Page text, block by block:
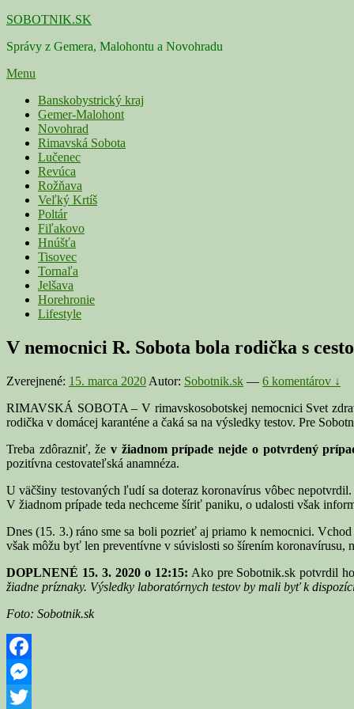
Skip
content
SOBOTNIK.SK
Správy z Gemera, Malohontu a Novohradu
Menu
Primárne
menu
Banskobystrický kraj
Gemer-Malohont
Novohrad
Rimavská Sobota
Lučenec
Revúca
Rožňava
Veľký Krtíš
Poltár
Fiľakovo
Hnúšťa
Tisovec
Tornaľa
Jelšava
Horehronie
Lifestyle
V nemocnici R. Sobota bola rodička s
Zverejnené: 15. marca 2020 Autor: Sobotnik.sk — 6 komentárov ↓
RIMAVSKÁ SOBOTA – V rimavskosobotskej nemocnici Svet
rodička v domácej karanténe a čaká sa na výsledky testov. Pre
Treba zdôrazniť, žev žiadnom prípade nejde o potvrdený
pozitívna cestovateľská anamnéza.
U väčšiny testovaných ľudí sa doteraz koronavírus vôbec
V žiadnom prípade teda nechceme šíriť paniku, o udalosti však
Dnes (15. 3.) ráno sme sa boli pozrieť aj priamo k nemocnici.
však môžu byť len preventívne v súvislosti so šírením koronavírusu,
DOPLNENÉ 15. 3. 2020 o 12:15: Ako pre Sobotnik.sk potvrdil
žiadne príznaky. Výsledky laboratórnych testov by mali byť k
Foto: Sobotnik.sk
Facebook
Messenger